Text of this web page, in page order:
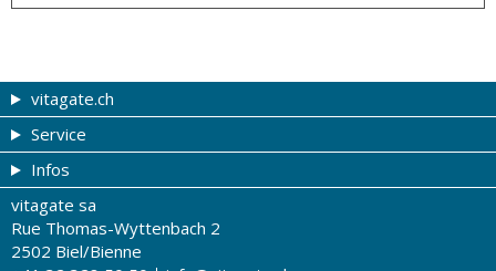
vitagate.ch
Forme et beauté
Thèmes de A à Z
Thérapies
La santé sur les ondes
Service
Coupons
Tribune du droguiste
Recherche de drogueries
Infos
Impressum
Conditions d'utilisation
vitagate sa
Rue Thomas-Wyttenbach 2
2502 Biel/Bienne